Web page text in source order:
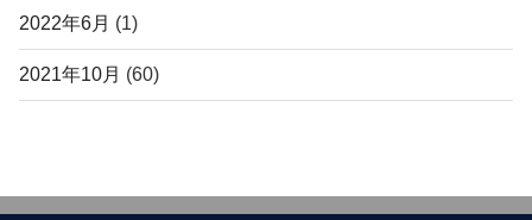
2022年6月 (1)
2021年10月 (60)